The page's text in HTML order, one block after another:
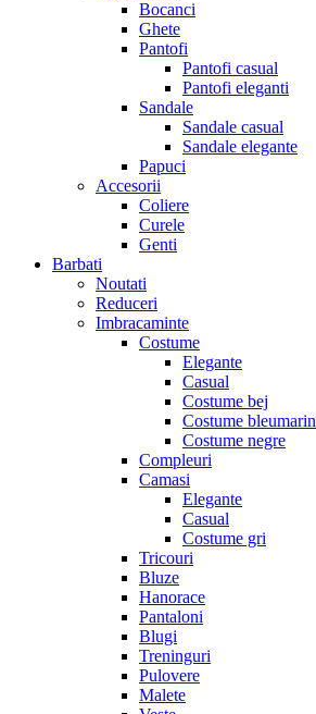
Bocanci
Ghete
Pantofi
Pantofi casual
Pantofi eleganti
Sandale
Sandale casual
Sandale elegante
Papuci
Accesorii
Coliere
Curele
Genti
Barbati
Noutati
Reduceri
Imbracaminte
Costume
Elegante
Casual
Costume bej
Costume bleumarin
Costume negre
Compleuri
Camasi
Elegante
Casual
Costume gri
Tricouri
Bluze
Hanorace
Pantaloni
Blugi
Treninguri
Pulovere
Malete